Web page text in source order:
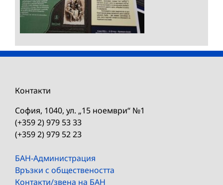
Контакти
София, 1040, ул. „15 ноември“ №1
(+359 2) 979 53 33
(+359 2) 979 52 23
БАН-Администрация
Връзки с обществеността
Контакти/звена на БАН